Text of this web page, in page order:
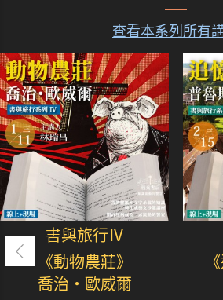
查看本系列所有
書與旅行Ⅳ
《動物農莊》
喬治・歐威爾